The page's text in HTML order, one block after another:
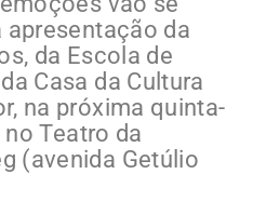
apresentação da
da Escola de
Casa da Cultura
na próxima quinta-
Teatro da
(avenida Getúlio